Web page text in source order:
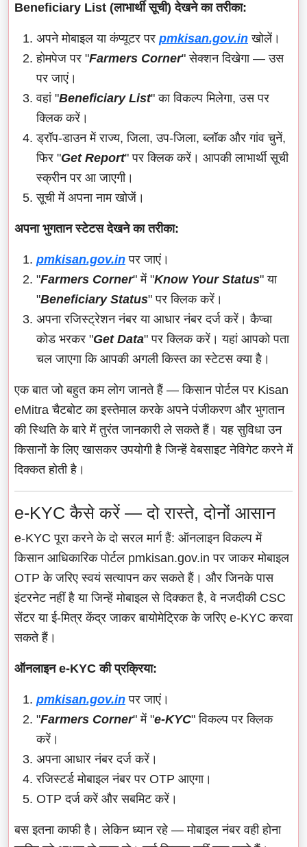
Beneficiary List (लाभार्थी सूची) देखने का तरीका:
अपने मोबाइल या कंप्यूटर पर pmkisan.gov.in खोलें।
होमपेज पर "Farmers Corner" सेक्शन दिखेगा — उस
पर जाएं।
वहां "Beneficiary List" का विकल्प मिलेगा, उस पर
क्लिक करें।
ड्रॉप-डाउन में राज्य, जिला, उप-जिला, ब्लॉक और गांव चुनें,
फिर "Get Report" पर क्लिक करें। आपकी लाभार्थी सूची
स्क्रीन पर आ जाएगी।
सूची में अपना नाम खोजें।
अपना भुगतान स्टेटस देखने का तरीका:
pmkisan.gov.in पर जाएं।
"Farmers Corner" में "Know Your Status" या
"Beneficiary Status" पर क्लिक करें।
अपना रजिस्ट्रेशन नंबर या आधार नंबर दर्ज करें। कैप्चा
कोड भरकर "Get Data" पर क्लिक करें। यहां आपको पता
चल जाएगा कि आपकी अगली किस्त का स्टेटस क्या है।
एक बात जो बहुत कम लोग जानते हैं — किसान पोर्टल पर Kisan
eMitra चैटबोट का इस्तेमाल करके अपने पंजीकरण और भुगतान
की स्थिति के बारे में तुरंत जानकारी ले सकते हैं। यह सुविधा उन
किसानों के लिए खासकर उपयोगी है जिन्हें वेबसाइट नेविगेट करने में
दिक्कत होती है।
e-KYC कैसे करें — दो रास्ते, दोनों आसान
e-KYC पूरा करने के दो सरल मार्ग हैं: ऑनलाइन विकल्प में
किसान आधिकारिक पोर्टल pmkisan.gov.in पर जाकर मोबाइल
OTP के जरिए स्वयं सत्यापन कर सकते हैं। और जिनके पास
इंटरनेट नहीं है या जिन्हें मोबाइल से दिक्कत है, वे नजदीकी CSC
सेंटर या ई-मित्र केंद्र जाकर बायोमेट्रिक के जरिए e-KYC करवा
सकते हैं।
ऑनलाइन e-KYC की प्रक्रिया:
pmkisan.gov.in पर जाएं।
"Farmers Corner" में "e-KYC" विकल्प पर क्लिक
करें।
अपना आधार नंबर दर्ज करें।
रजिस्टर्ड मोबाइल नंबर पर OTP आएगा।
OTP दर्ज करें और सबमिट करें।
बस इतना काफी है। लेकिन ध्यान रहे — मोबाइल नंबर वही होना